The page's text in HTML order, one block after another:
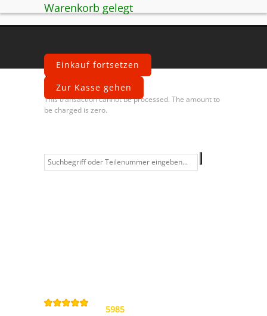
Warenkorb gelegt
Einkauf fortsetzen
Zur Kasse gehen
Fehler
This transaction cannot be processed. The amount to
be charged is zero.
Kontakt
Allgemeine
/5
5985